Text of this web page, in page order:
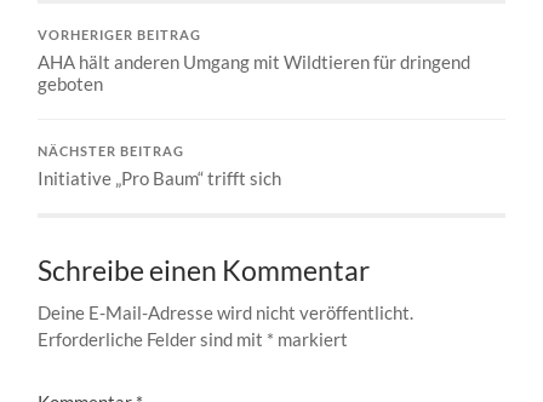
VORHERIGER BEITRAG
AHA hält anderen Umgang mit Wildtieren für dringend
geboten
NÄCHSTER BEITRAG
Initiative „Pro Baum“ trifft sich
Schreibe einen Kommentar
Deine E-Mail-Adresse wird nicht veröffentlicht.
Erforderliche Felder sind mit * markiert